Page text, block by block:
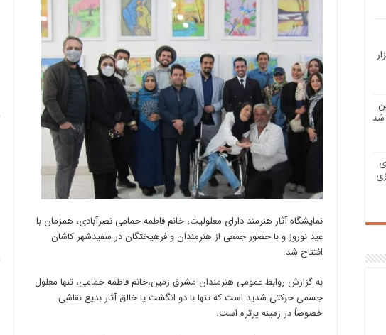
نمایشگاه آثار هنرمند دارای معلولیت، خانم فاطمه حمامی نصرآبادی، همزمان با
عید نوروز و با حضور جمعی از هنرمندان و فرهیختگان در سفیدشهر کاشان
افتتاح شد.
به گزارش روابط عمومی هنرمندان مشرق زمین،خانم فاطمه حمامی، تنها معلول
جسمی حرکتی شدید است که تنها با دو انگشت پا خالق آثار بدیع نقاشی
خصوصاً در زمینه پرتره است.